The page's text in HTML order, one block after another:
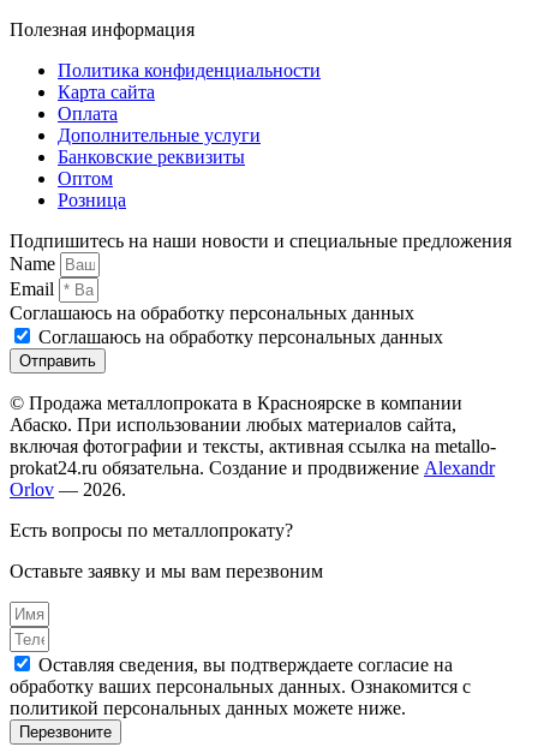
Полезная информация
Политика конфиденциальности
Карта сайта
Оплата
Дополнительные услуги
Банковские реквизиты
Оптом
Розница
Подпишитесь на наши новости и специальные предложения
Name
Email
Соглашаюсь на обработку персональных данных
Соглашаюсь на обработку персональных данных
Отправить
© Продажа металлопроката в Красноярске в компании
Абаско. При использовании любых материалов сайта,
включая фотографии и тексты, активная ссылка на metallo-
prokat24.ru обязательна. Создание и продвижение Alexandr
Orlov — 2026.
Есть вопросы по металлопрокату?
Оставьте заявку и мы вам перезвоним
Оставляя сведения, вы подтверждаете согласие на
обработку ваших персональных данных. Ознакомится с
политикой персональных данных можете ниже.
Перезвоните